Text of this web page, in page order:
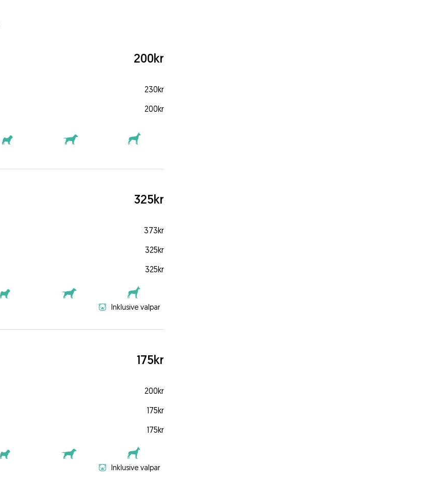
200kr
230kr
200kr
325kr
373kr
325kr
325kr
Inklusive valpar
175kr
200kr
175kr
175kr
Inklusive valpar